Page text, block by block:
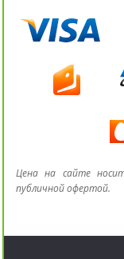
Цена на сайте
публичной офертой.